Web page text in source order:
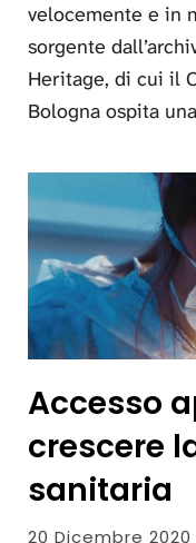
velocemente e in
sorgente
Heritage, di cui il
Bologna ospita
Accesso
crescere
sanitaria
20 Dicembre